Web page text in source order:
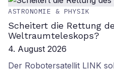
ASTRONOMIE & PHYSIK
Scheitert die Rettung
Weltraumteleskops?
4. August 2026
Der Robotersatellit LINK